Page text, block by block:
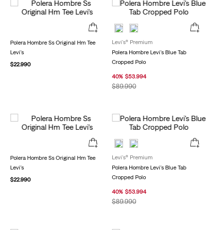
Polera Hombre Ss Original Hm Tee
Levi's
$22.990
Levi's® Premium
Polera Hombre Levi's Blue Tab
Cropped Polo
40% $53.994
$89.990
Polera Hombre Ss Original Hm Tee
Levi's
$22.990
Levi's® Premium
Polera Hombre Levi's Blue Tab
Cropped Polo
40% $53.994
$89.990